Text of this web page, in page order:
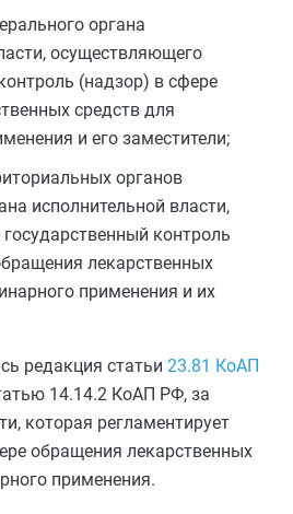
органа
осуществляющего
(надзор) в сфере
средств для
и его заместители;
органов
исполнительной власти,
контроль
лекарственных
применения и их
редакция статьи 23.81 КоАП
14.14.2 КоАП РФ, за
которая регламентирует
обращения лекарственных
применения.